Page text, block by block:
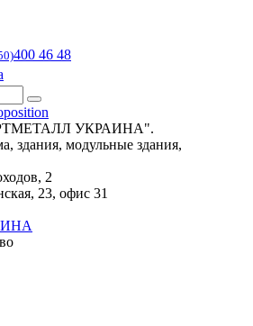
400 46 48
УКРАИНА".
здания, модульные здания,
2
23, офис 31